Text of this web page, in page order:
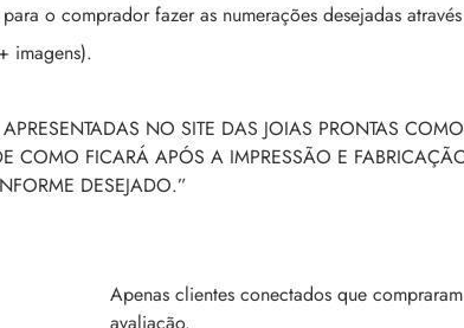
o comprador fazer as numerações desejadas
imagens).
NO SITE DAS JOIAS PRONTAS
COMO FICARÁ APÓS A IMPRESSÃO E
DESEJADO.”
Apenas clientes conectados que